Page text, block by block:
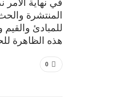
في نهاية الأمر
المنتشرة
للمبادئ
هذه الظاهرة
0